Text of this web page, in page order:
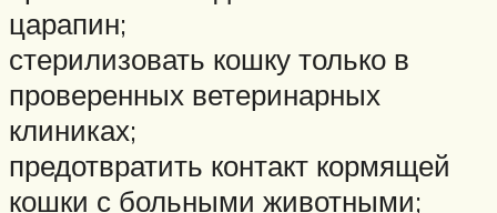
царапин;
стерилизовать кошку только в
проверенных ветеринарных
клиниках;
предотвратить контакт кормящей
кошки с больными животными;